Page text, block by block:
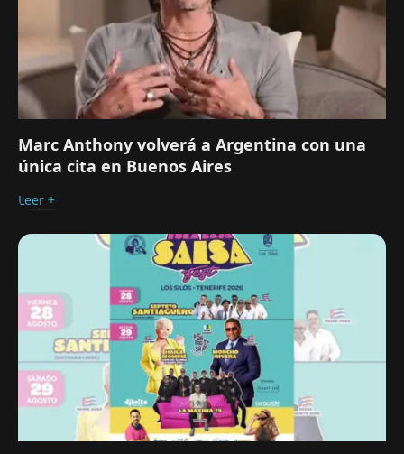
Marc Anthony volverá a Argentina con una
única cita en Buenos Aires
Leer +